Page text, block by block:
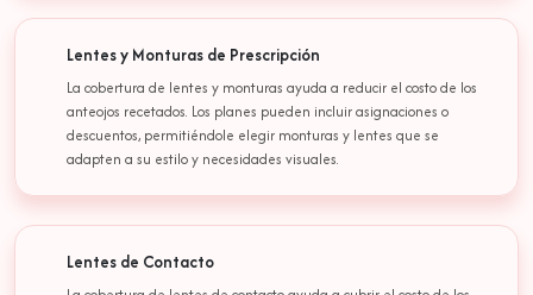
Lentes y Monturas de Prescripción
La cobertura de lentes y monturas ayuda a reducir el costo de los
anteojos recetados. Los planes pueden incluir asignaciones o
descuentos, permitiéndole elegir monturas y lentes que se
adapten a su estilo y necesidades visuales.
Lentes de Contacto